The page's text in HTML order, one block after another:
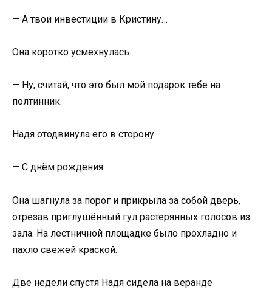
— А твои инвестиции в Кристину…
Она коротко усмехнулась.
— Ну, считай, что это был мой подарок тебе на
полтинник.
Надя отодвинула его в сторону.
— С днём рождения.
Она шагнула за порог и прикрыла за собой дверь,
отрезав приглушённый гул растерянных голосов из
зала. На лестничной площадке было прохладно и
пахло свежей краской.
Две недели спустя Надя сидела на веранде